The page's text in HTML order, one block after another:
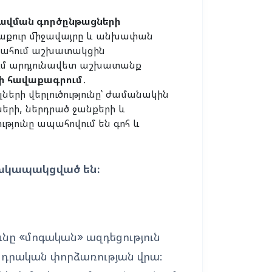
գործընթացների
միջավայրը և անխափան
աշխատակցին
արդյունավետ աշխատանք
հավաքագրում․
վերլուծությունը՝ ժամանակին
ներդրած ջանքերի և
ապահովում են գոհ և
են։
«մոգական» ազդեցություն
դրական փորձառության վրա: